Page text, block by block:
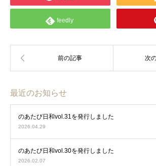
feedly
最近のお知らせ
のあたび日和vol.31を発行しました
2026.04.29
のあたび日和vol.30を発行しました
2026.02.07